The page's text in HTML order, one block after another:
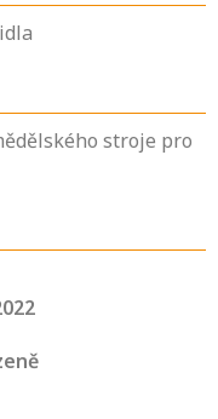
stroje pro